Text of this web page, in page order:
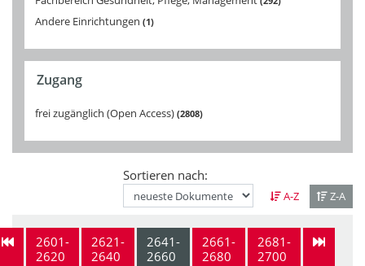
Andere Einrichtungen 1
Zugang
frei zugänglich (Open Access) 2808
Sortieren nach:
A-Z Z-A
2601-
2620
2621-
2640
2641-
2660
2661-
2680
2681-
2700